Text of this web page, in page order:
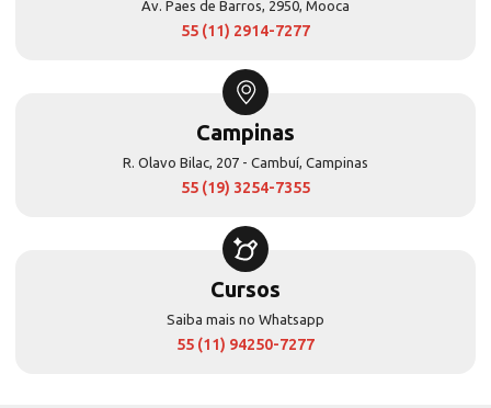
Av. Paes de Barros, 2950, Mooca
55 (11) 2914-7277
Campinas
R. Olavo Bilac, 207 - Cambuí, Campinas
55 (19) 3254-7355
Cursos
Saiba mais no Whatsapp
55 (11) 94250-7277